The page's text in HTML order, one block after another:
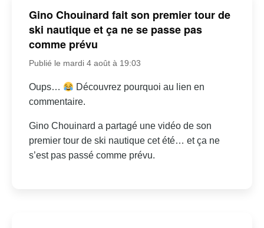
Gino Chouinard fait son premier tour de
ski nautique et ça ne se passe pas
comme prévu
Publié le mardi 4 août à 19:03
Oups…
Découvrez pourquoi au lien en
commentaire.
Gino Chouinard a partagé une vidéo de son
premier tour de ski nautique cet été… et ça ne
s’est pas passé comme prévu.